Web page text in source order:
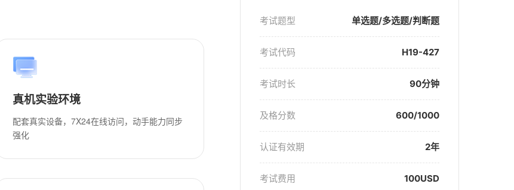
真机实验环境
配套真实设备，7X24在线访问，动手能力同步
强化
考试题型 单选题/多选题/判断题
考试代码 H19-427
考试时长 90分钟
及格分数 600/1000
认证有效期 2年
考试费用 100USD